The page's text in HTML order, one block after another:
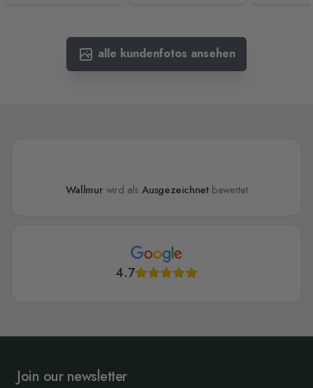
alle kundenfotos ansehen
Wallmur wird alsAusgezeichnetbewertet
4.7
Join our newsletter